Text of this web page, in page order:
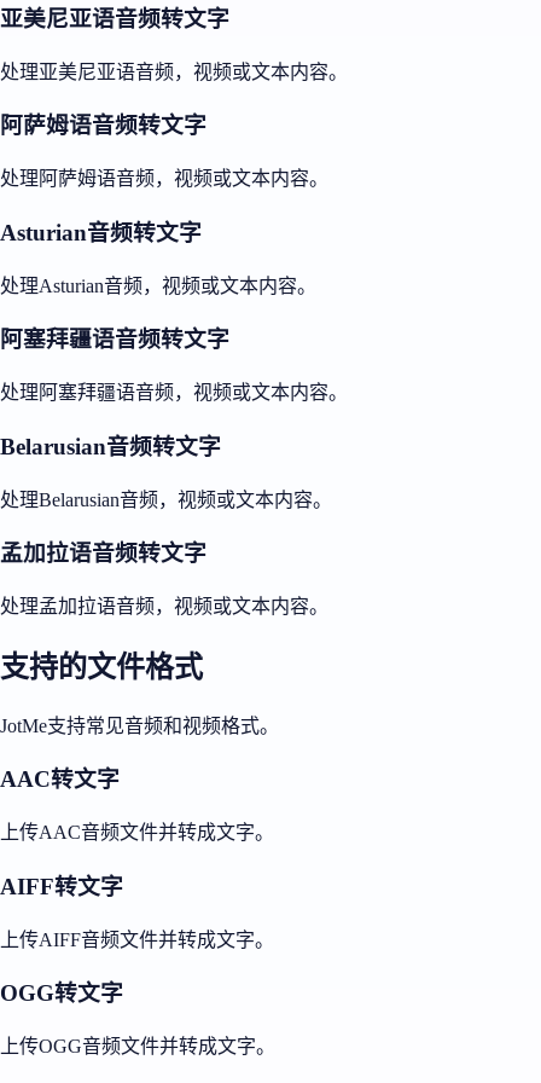
亚美尼亚语音频转文字
处理亚美尼亚语音频，视频或文本内容。
阿萨姆语音频转文字
处理阿萨姆语音频，视频或文本内容。
Asturian音频转文字
处理Asturian音频，视频或文本内容。
阿塞拜疆语音频转文字
处理阿塞拜疆语音频，视频或文本内容。
Belarusian音频转文字
处理Belarusian音频，视频或文本内容。
孟加拉语音频转文字
处理孟加拉语音频，视频或文本内容。
支持的文件格式
JotMe支持常见音频和视频格式。
AAC转文字
上传AAC音频文件并转成文字。
AIFF转文字
上传AIFF音频文件并转成文字。
OGG转文字
上传OGG音频文件并转成文字。